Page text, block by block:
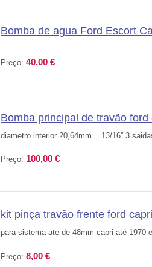
Bomba de agua Ford Escort
Preço: 40,00 €
Bomba principal de travão
diametro interior 20,64mm = 13/16'' 3
Preço: 100,00 €
kit pinça travão frente ford
para sistema ate de 48mm capri até 1970
Preço: 8,00 €